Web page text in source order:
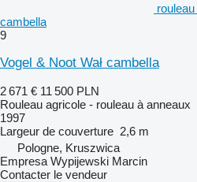
cambella
9
Vogel & Noot Wał cambella
2 671 € 11 500 PLN
Rouleau agricole - rouleau à anneaux
1997
Largeur de couverture 2,6 m
Pologne, Kruszwica
Empresa Wypijewski Marcin
Contacter le vendeur